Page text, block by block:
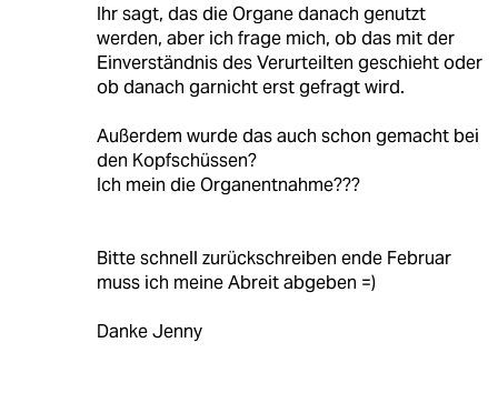
Ihr sagt, das die Organe danach genutzt
werden, aber ich frage mich, ob das mit der
Einverständnis des Verurteilten geschieht oder
ob danach garnicht erst gefragt wird.
Außerdem wurde das auch schon gemacht bei
den Kopfschüssen?
Ich mein die Organentnahme???
Bitte schnell zurückschreiben ende Februar
muss ich meine Abreit abgeben =)
Danke Jenny